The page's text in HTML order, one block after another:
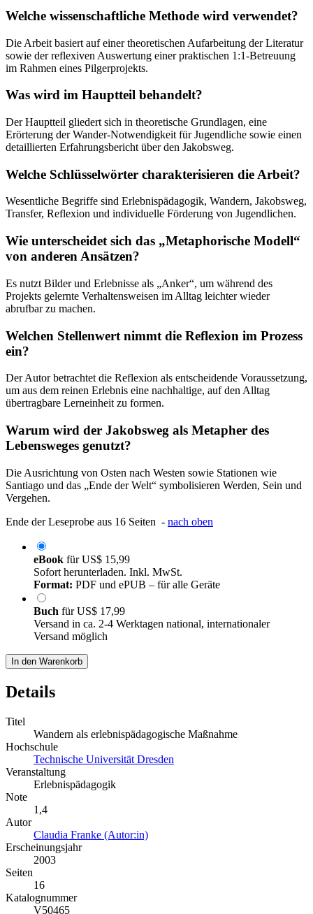
Welche wissenschaftliche Methode wird verwendet?
Die Arbeit basiert auf einer theoretischen Aufarbeitung der Literatur
sowie der reflexiven Auswertung einer praktischen 1:1-Betreuung
im Rahmen eines Pilgerprojekts.
Was wird im Hauptteil behandelt?
Der Hauptteil gliedert sich in theoretische Grundlagen, eine
Erörterung der Wander-Notwendigkeit für Jugendliche sowie einen
detaillierten Erfahrungsbericht über den Jakobsweg.
Welche Schlüsselwörter charakterisieren die Arbeit?
Wesentliche Begriffe sind Erlebnispädagogik, Wandern, Jakobsweg,
Transfer, Reflexion und individuelle Förderung von Jugendlichen.
Wie unterscheidet sich das „Metaphorische Modell“
von anderen Ansätzen?
Es nutzt Bilder und Erlebnisse als „Anker“, um während des
Projekts gelernte Verhaltensweisen im Alltag leichter wieder
abrufbar zu machen.
Welchen Stellenwert nimmt die Reflexion im Prozess
ein?
Der Autor betrachtet die Reflexion als entscheidende Voraussetzung,
um aus dem reinen Erlebnis eine nachhaltige, auf den Alltag
übertragbare Lerneinheit zu formen.
Warum wird der Jakobsweg als Metapher des
Lebensweges genutzt?
Die Ausrichtung von Osten nach Westen sowie Stationen wie
Santiago und das „Ende der Welt“ symbolisieren Werden, Sein und
Vergehen.
Ende der Leseprobe aus 16 Seiten - nach oben
eBook fürUS$ 15,99
Sofort herunterladen. Inkl. MwSt.
Format: PDF und ePUB – für alle Geräte
Buch fürUS$ 17,99
Versand in ca. 2-4 Werktagen national, internationaler
Versand möglich
In den Warenkorb
Details
Titel
Wandern als erlebnispädagogische Maßnahme
Hochschule
Technische Universität Dresden
Veranstaltung
Erlebnispädagogik
Note
1,4
Autor
Claudia Franke (Autor:in)
Erscheinungsjahr
2003
Seiten
16
Katalognummer
V50465